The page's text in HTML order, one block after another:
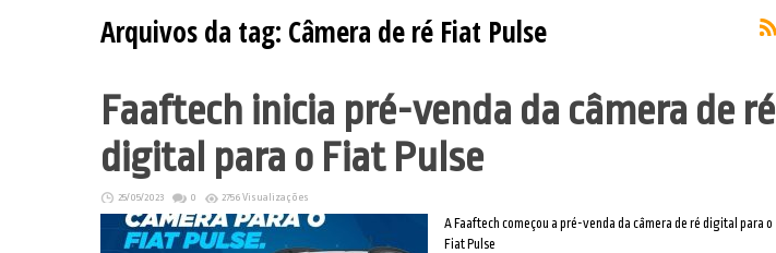
Arquivos da tag: Câmera de ré Fiat Pulse
Faaftech inicia pré-venda da câmera de ré
digital para o Fiat Pulse
25/05/2023 0 2756 Visualizações
A Faaftech começou a pré-venda da câmera de ré digital para o
Fiat Pulse